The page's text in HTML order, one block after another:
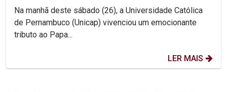
Na manhã deste sábado (26), a Universidade Católica
de Pernambuco (Unicap) vivenciou um emocionante
tributo ao Papa...
LER MAIS